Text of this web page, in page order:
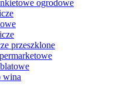
ogrodowe
przeszklone
wina